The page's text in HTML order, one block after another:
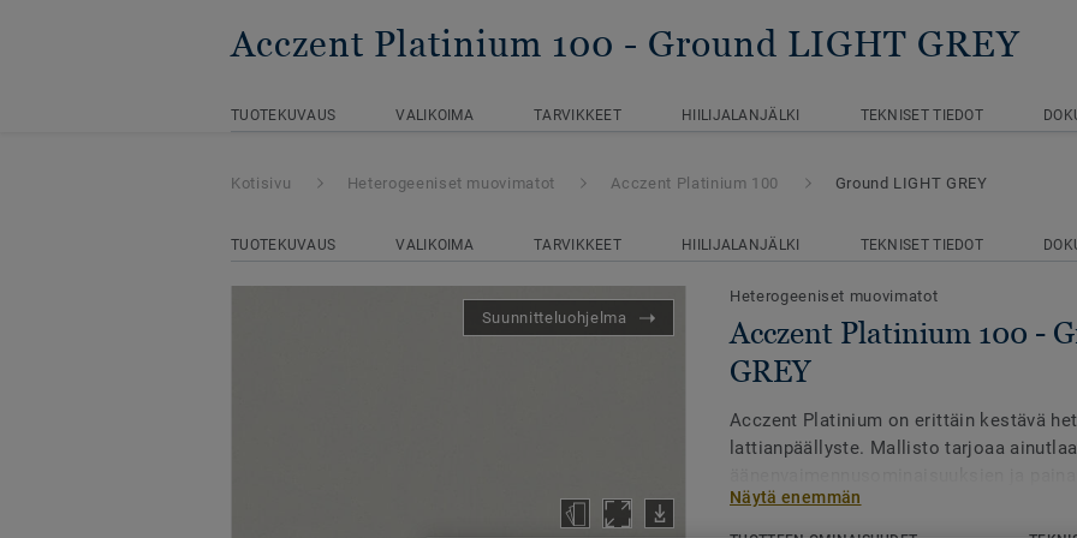
Acczent Platinium 100 - Ground LIGHT GREY
TUOTEKUVAUS VALIKOIMA TARVIKKEET HIILIJALANJÄLKI TEKNISET TIEDOT
Kotisivu Heterogeeniset muovimatot Acczent Platinium 100 Ground LIGHT GREY
TUOTEKUVAUS VALIKOIMA TARVIKKEET HIILIJALANJÄLKI TEKNISET TIEDOT
Suunnitteluohjelma
Heterogeeniset muovimatot
Acczent Platinium 100 -
GREY
Acczent Platinium on erittäin kestävä
lattianpäällyste. Mallisto tarjoaa
välillä. Acczent Platinium on käsitelty
äärimmäisen kestävyyden ja
Näytä enemmän